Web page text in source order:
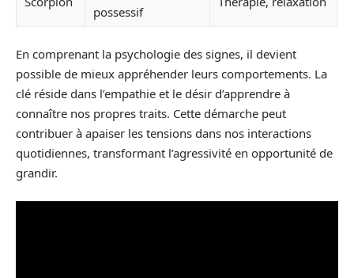
possessif
En comprenant la psychologie des signes, il devient
possible de mieux appréhender leurs comportements. La
clé réside dans l’empathie et le désir d’apprendre à
connaître nos propres traits. Cette démarche peut
contribuer à apaiser les tensions dans nos interactions
quotidiennes, transformant l’agressivité en opportunité de
grandir.